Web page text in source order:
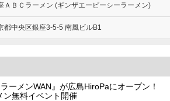
ＡＢＣラーメン (ギンザエービーシーラーメン)
都中央区銀座3-5-5 南風ビルB1
ーメンWAN』が広島HiroPaにオープン！
ン無料イベント開催